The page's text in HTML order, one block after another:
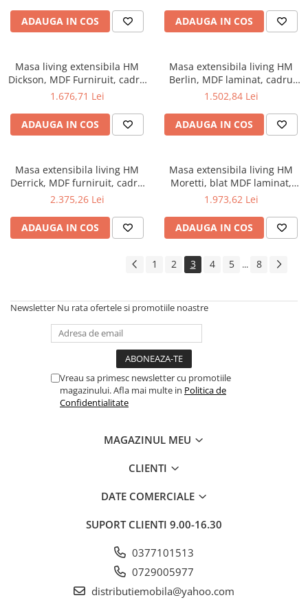
ADAUGA IN COS ADAUGA IN COS
Masa living extensibila HM
Dickson, MDF Furniruit, cadru
metalic,120-180x80x75 cm, 8
1.676,71 Lei
ADAUGA IN COS
Masa extensibila living HM
Berlin, MDF laminat, cadru
metalic, 140-180x85x76 cm, 8
1.502,84 Lei
ADAUGA IN COS
Masa extensibila living HM
Derrick, MDF furniruit, cadru
metalic, 160-200x90x75 cm, 8
2.375,26 Lei
ADAUGA IN COS
Masa extensibila living HM
Moretti, blat MDF laminat,
cadru metalic, 118-
stejar- antracit/negru
1.973,62 Lei
ADAUGA IN COS
1 2 3 4 5 ... 8
Newsletter Nu rata ofertele si promotiile noastre
Vreau sa primesc newsletter cu promotiile
magazinului. Afla mai multe in Politica de
Confidentialitate
MAGAZINUL MEU
CLIENTI
DATE COMERCIALE
SUPORT CLIENTI 9.00-16.30
0377101513
0729005977
distributiemobila@yahoo.com